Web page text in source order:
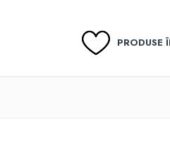
PRODUSE